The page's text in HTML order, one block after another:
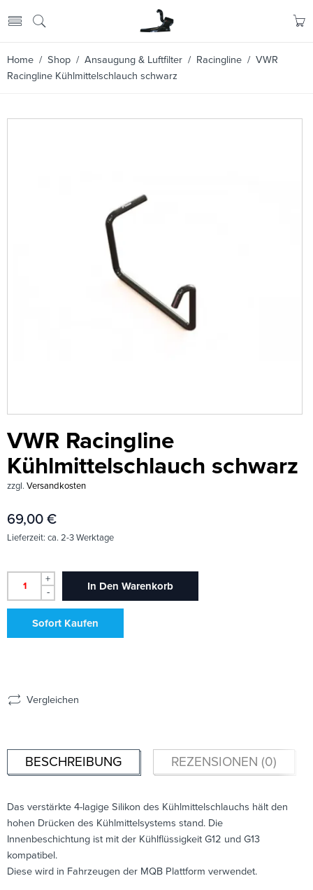
Home / Shop / Ansaugung & Luftfilter / Racingline / VWR
Racingline Kühlmittelschlauch schwarz
VWR Racingline
Kühlmittelschlauch schwarz
zzgl. Versandkosten
69,00 €
Lieferzeit: ca. 2-3 Werktage
+
-
In Den Warenkorb
Sofort Kaufen
Vergleichen
BESCHREIBUNG REZENSIONEN (0)
Das verstärkte 4-lagige Silikon des Kühlmittelschlauchs hält den
hohen Drücken des Kühlmittelsystems stand. Die
Innenbeschichtung ist mit der Kühlflüssigkeit G12 und G13
kompatibel.
Diese wird in Fahrzeugen der MQB Plattform verwendet.